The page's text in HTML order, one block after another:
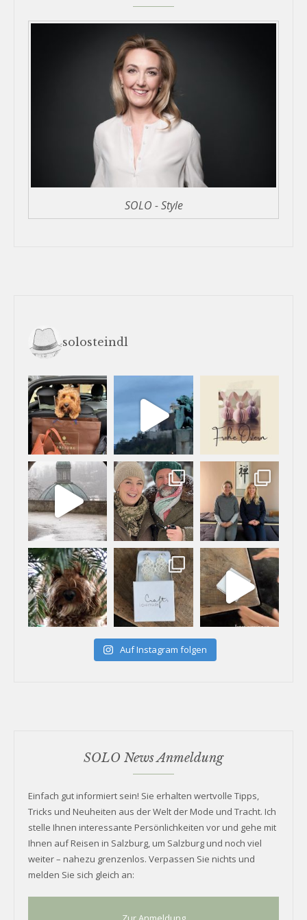
SOLO - Style
solosteindl
Auf Instagram folgen
SOLO News Anmeldung
Einfach gut informiert sein! Sie erhalten wertvolle Tipps,
Tricks und Neuheiten aus der Welt der Mode und Tracht. Ich
stelle Ihnen interessante Persönlichkeiten vor und gehe mit
Ihnen auf Reisen in Salzburg, um Salzburg und noch viel
weiter – nahezu grenzenlos. Verpassen Sie nichts und
melden Sie sich gleich an: